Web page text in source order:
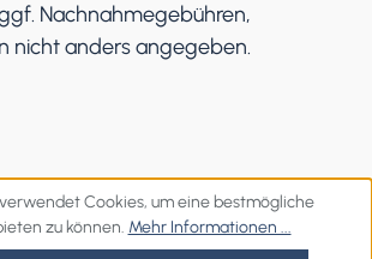
Nachnahmegebühren,
nicht anders angegeben.
Cookies, um eine bestmögliche
zu können. Mehr Informationen ...